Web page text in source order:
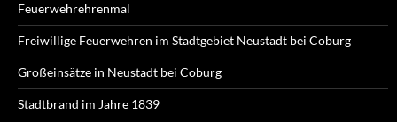
Feuerwehrehrenmal
Freiwillige Feuerwehren im Stadtgebiet Neustadt bei Coburg
Großeinsätze in Neustadt bei Coburg
Stadtbrand im Jahre 1839